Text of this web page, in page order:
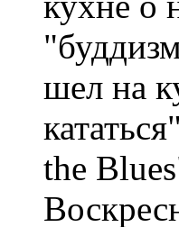
шел на
the